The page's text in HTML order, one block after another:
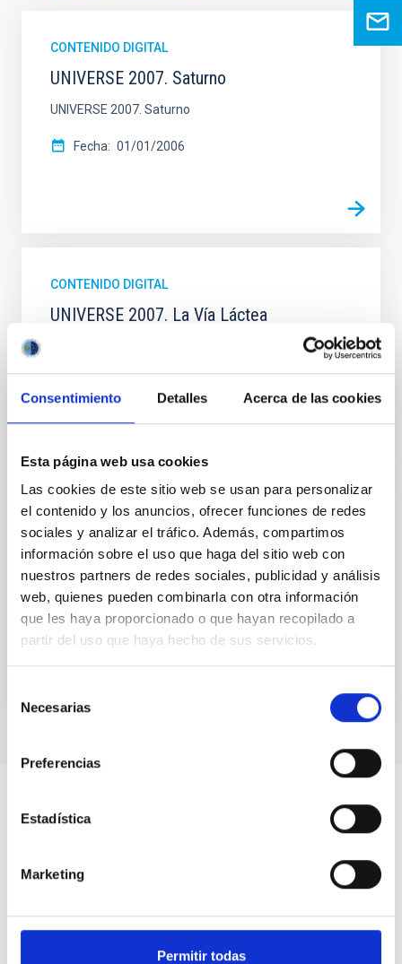
Consentimiento Detalles Acerca de las cookies
Esta página web usa cookies
Las cookies de este sitio web se usan para personalizar
el contenido y los anuncios, ofrecer funciones de redes
sociales y analizar el tráfico. Además, compartimos
información sobre el uso que haga del sitio web con
nuestros partners de redes sociales, publicidad y análisis
web, quienes pueden combinarla con otra información
que les haya proporcionado o que hayan recopilado a
partir del uso que haya hecho de sus servicios.
Necesarias
Preferencias
Estadística
Marketing
Permitir todas
CONTENIDO DIGITAL
UNIVERSE 2007. Saturno
UNIVERSE 2007. Saturno
Fecha 01/01/2006
CONTENIDO DIGITAL
UNIVERSE 2007. La Vía Láctea
CONTENIDO DIGITAL
UNIVERSE 2007. Cometas
UNIVERSE 2007. Cometas
Fecha 01/01/2006